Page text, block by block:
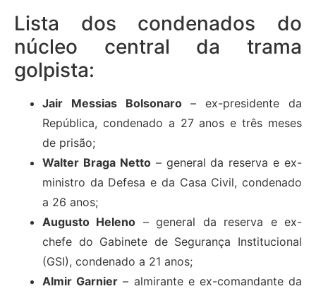
Lista dos condenados do
núcleo central da trama
golpista:
Jair Messias Bolsonaro– ex-presidente da
República, condenado a 27 anos e três meses
de prisão;
Walter Braga Netto– general da reserva e ex-
ministro da Defesa e da Casa Civil, condenado
a 26 anos;
Augusto Heleno – general da reserva e ex-
chefe do Gabinete de Segurança Institucional
(GSI), condenado a 21 anos;
Almir Garnier – almirante e ex-comandante da